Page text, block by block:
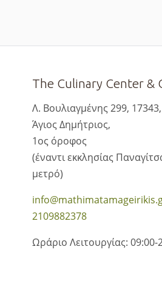
The Culinary Center &
Λ. Βουλιαγμένης 299, 17343,
Άγιος Δημήτριος,
1ος όροφος
(έναντι εκκλησίας
μετρό)
2109882378
Ωράριο Λειτουργίας: 09:00-